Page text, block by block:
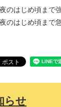
のはじめ頃まで
のはじめ頃まで
らせ